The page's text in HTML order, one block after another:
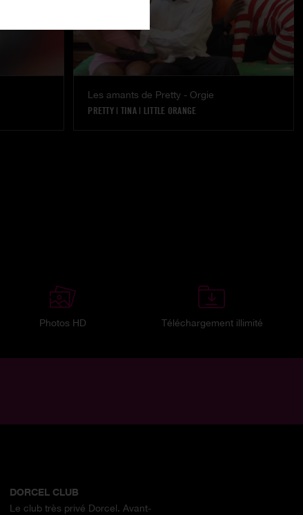
Les amants de Pretty - Orgie
PRETTY| TINA | LITTLE ORANGE
Photos HD Téléchargement illimité
DORCEL CLUB
Le club très privé Dorcel. Avant-